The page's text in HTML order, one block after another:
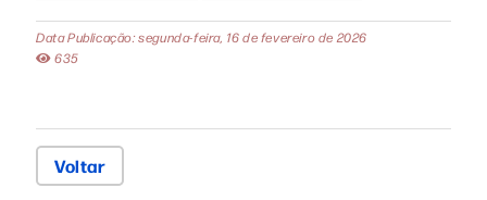
Data Publicação: segunda-feira, 16 de fevereiro de 2026
635
Voltar